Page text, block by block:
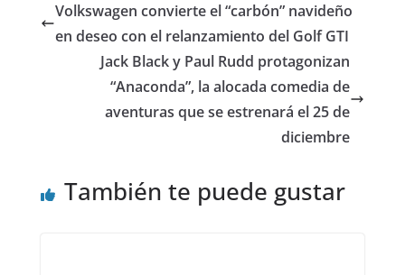
Volkswagen convierte el “carbón” navideño
en deseo con el relanzamiento del Golf GTI
Jack Black y Paul Rudd protagonizan
“Anaconda”, la alocada comedia de
aventuras que se estrenará el 25 de
diciembre
También te puede gustar